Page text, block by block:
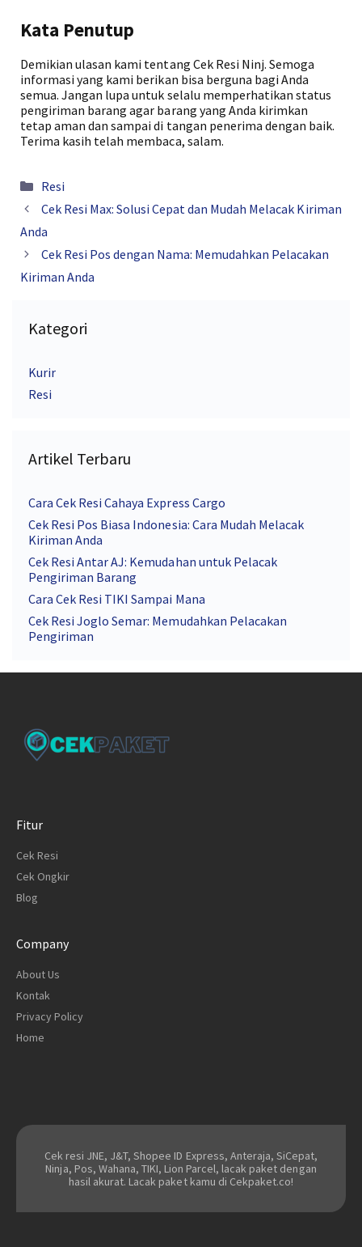
Kata Penutup
Demikian ulasan kami tentang Cek Resi Ninj. Semoga
informasi yang kami berikan bisa berguna bagi Anda
semua. Jangan lupa untuk selalu memperhatikan status
pengiriman barang agar barang yang Anda kirimkan
tetap aman dan sampai di tangan penerima dengan baik.
Terima kasih telah membaca, salam.
Kategori
Resi
Cek Resi Max: Solusi Cepat dan Mudah Melacak Kiriman
Anda
Cek Resi Pos dengan Nama: Memudahkan Pelacakan
Kiriman Anda
Kategori
Kurir
Resi
Artikel Terbaru
Cara Cek Resi Cahaya Express Cargo
Cek Resi Pos Biasa Indonesia: Cara Mudah Melacak
Kiriman Anda
Cek Resi Antar AJ: Kemudahan untuk Pelacak
Pengiriman Barang
Cara Cek Resi TIKI Sampai Mana
Cek Resi Joglo Semar: Memudahkan Pelacakan
Pengiriman
Fitur
Cek Resi
Cek Ongkir
Blog
Company
About Us
Kontak
Privacy Policy
Home
Cek resi JNE, J&T, Shopee ID Express, Anteraja, SiCepat,
Ninja, Pos, Wahana, TIKI, Lion Parcel, lacak paket dengan
hasil akurat. Lacak paket kamu di Cekpaket.co!